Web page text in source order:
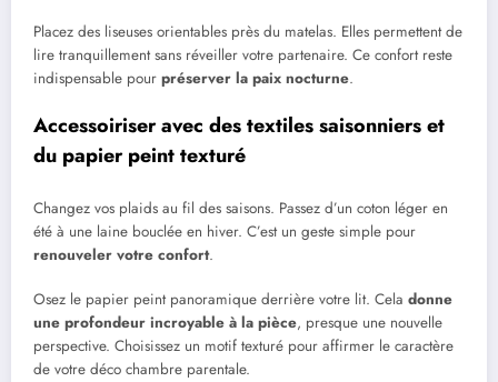
Placez des liseuses orientables près du matelas. Elles permettent de
lire tranquillement sans réveiller votre partenaire. Ce confort reste
indispensable pour préserver la paix nocturne.
Accessoiriser avec des textiles saisonniers et
du papier peint texturé
Changez vos plaids au fil des saisons. Passez d’un coton léger en
été à une laine bouclée en hiver. C’est un geste simple pour
renouveler votre confort.
Osez le papier peint panoramique derrière votre lit. Cela donne
une profondeur incroyable à la pièce, presque une nouvelle
perspective. Choisissez un motif texturé pour affirmer le caractère
de votre déco chambre parentale.